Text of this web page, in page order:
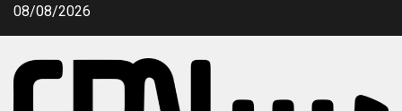
Przejdź
08/08/2026